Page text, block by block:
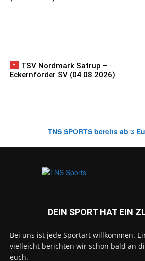
TSV Nordmark Satrup –
Eckernförder SV (04.08.2026)
TNS SPORTS bereits ab 3
DEIN SPORT HAT EIN
Bei uns ist jede Sportart willkommen.
vielleicht berichten wir schon bald an
euch.